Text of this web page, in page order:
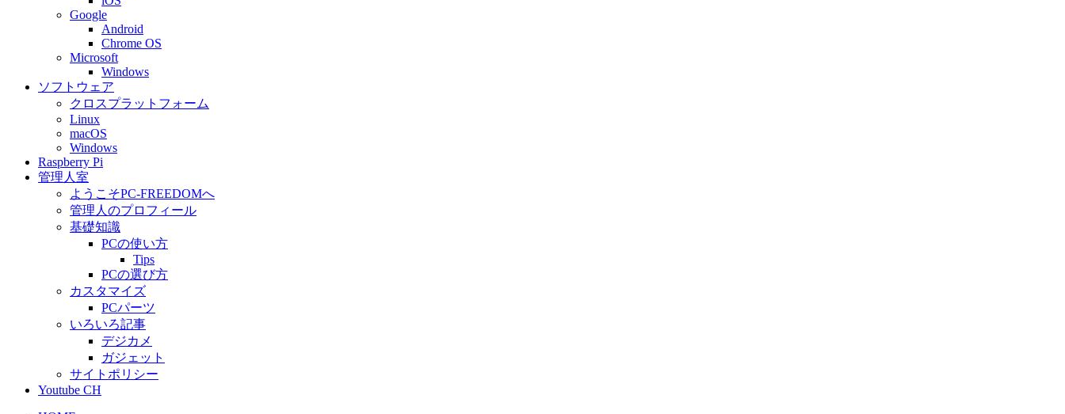
Google
Android
Chrome OS
Microsoft
Windows
ソフトウェア
クロスプラットフォーム
Linux
macOS
Windows
Raspberry Pi
管理人室
ようこそPC-FREEDOMへ
管理人のプロフィール
基礎知識
PCの使い方
Tips
PCの選び方
カスタマイズ
PCパーツ
いろいろ記事
デジカメ
ガジェット
サイトポリシー
Youtube CH